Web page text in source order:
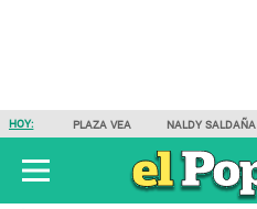
HOY: PLAZA VEA NALDY SALDAÑA